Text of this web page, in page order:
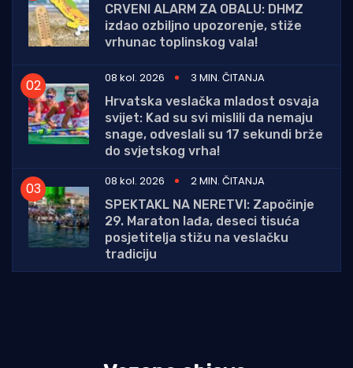
CRVENI ALARM ZA OBALU: DHMZ
izdao ozbiljno upozorenje, stiže
vrhunac toplinskog vala!
08 kol. 2026
3 MIN. ČITANJA
Hrvatska veslačka mladost osvaja
svijet: Kad su svi mislili da nemaju
snage, odveslali su 17 sekundi brže
do svjetskog vrha!
08 kol. 2026
2 MIN. ČITANJA
SPEKTAKL NA NERETVI: Započinje
29. Maraton lađa, deseci tisuća
posjetitelja stižu na veslačku
tradiciju